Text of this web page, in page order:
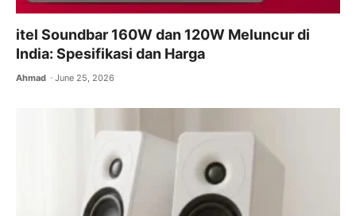
itel Soundbar 160W dan 120W Meluncur di
India: Spesifikasi dan Harga
Ahmad June 25, 2026